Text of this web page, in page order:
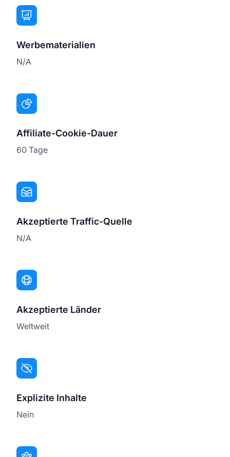
Werbematerialien
N/A
Affiliate-Cookie-Dauer
60 Tage
Akzeptierte Traffic-Quelle
N/A
Akzeptierte Länder
Weltweit
Explizite Inhalte
Nein